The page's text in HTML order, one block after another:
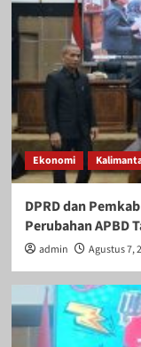
Ekonomi
DPRD dan
Perubahan APBD
admin Agustus 7,